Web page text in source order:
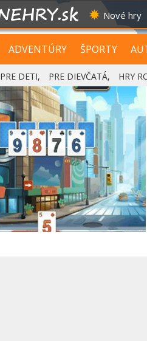
Nové hry
ADVENTÚRY ŠPORTY
PRE DETI, PRE DIEVČATÁ, HRY